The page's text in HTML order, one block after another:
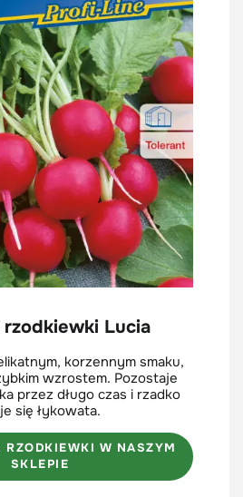
rzodkiewki Lucia
korzennym smaku,
wzrostem. Pozostaje
przez długo czas i rzadko
się łykowata.
W NASZYM
SKLEPIE